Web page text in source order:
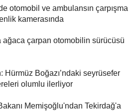
otomobil ve ambulansın çarpışma
kamerasında
ağaca çarpan otomobilin sürücüsü
Hürmüz Boğazı’ndaki seyrüsefer
olumlu ilerliyor
Memişoğlu'ndan Tekirdağ'a